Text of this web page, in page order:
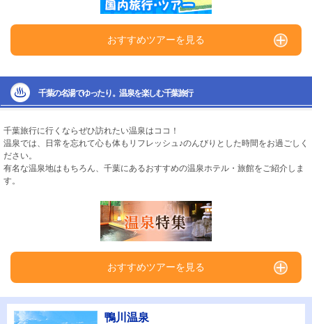
おすすめツアーを見る
千葉の名湯でゆったり。温泉を楽しむ千葉旅行
千葉旅行に行くならぜひ訪れたい温泉はココ！
温泉では、日常を忘れて心も体もリフレッシュ♪のんびりとした時間をお過ごしく
ださい。
有名な温泉地はもちろん、千葉にあるおすすめの温泉ホテル・旅館をご紹介しま
す。
おすすめツアーを見る
鴨川温泉